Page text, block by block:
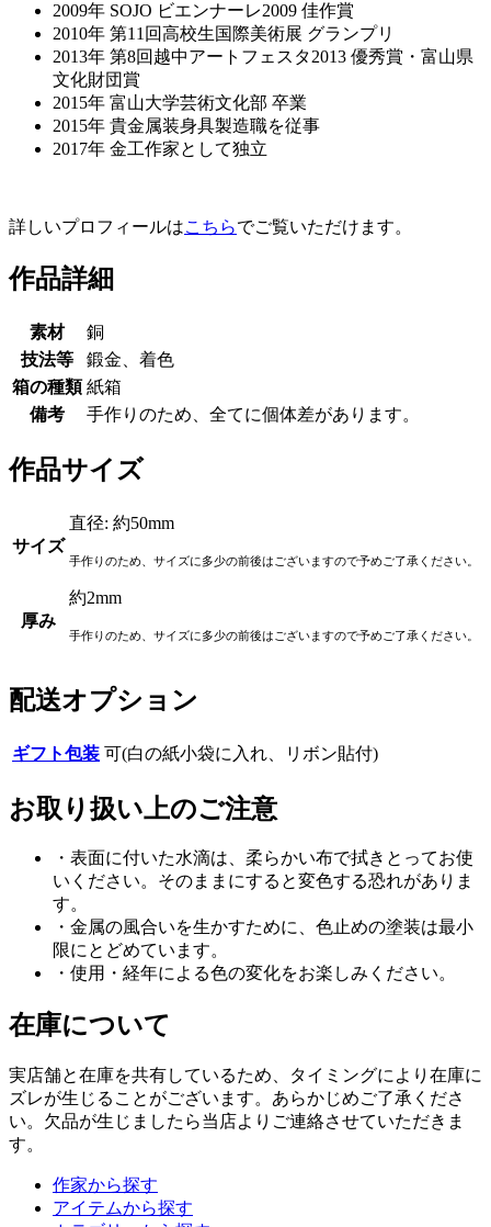
2009年 SOJO ビエンナーレ2009 佳作賞
2010年 第11回高校生国際美術展 グランプリ
2013年 第8回越中アートフェスタ2013 優秀賞・富山県
文化財団賞
2015年 富山大学芸術文化部 卒業
2015年 貴金属装身具製造職を従事
2017年 金工作家として独立
詳しいプロフィールはこちらでご覧いただけます。
作品詳細
素材
銅
技法等
鍛金、着色
箱の種類 紙箱
備考
手作りのため、全てに個体差があります。
作品サイズ
サイズ
直径: 約50mm
手作りのため、サイズに多少の前後はございますので予めご了承ください。
厚み
約2mm
手作りのため、サイズに多少の前後はございますので予めご了承ください。
配送オプション
ギフト包装 可(白の紙小袋に入れ、リボン貼付)
お取り扱い上のご注意
・表面に付いた水滴は、柔らかい布で拭きとってお使
いください。そのままにすると変色する恐れがありま
す。
・金属の風合いを生かすために、色止めの塗装は最小
限にとどめています。
・使用・経年による色の変化をお楽しみください。
在庫について
実店舗と在庫を共有しているため、タイミングにより在庫に
ズレが生じることがございます。あらかじめご了承くださ
い。欠品が生じましたら当店よりご連絡させていただきま
す。
作家から探す
アイテムから探す